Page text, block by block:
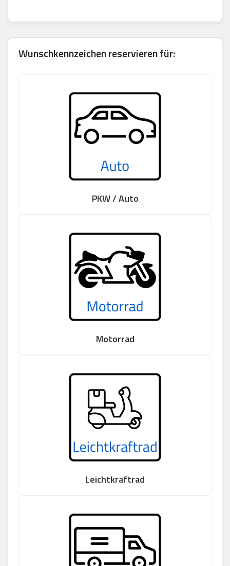
Wunschkennzeichen reservieren für:
PKW / Auto
Motorrad
Leichtkraftrad